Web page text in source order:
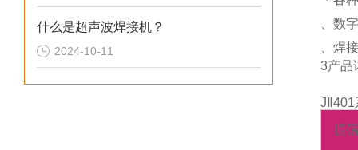
什么是超声波焊接机？
2024-10-11
、数
、焊
3产品
JⅡ401
振